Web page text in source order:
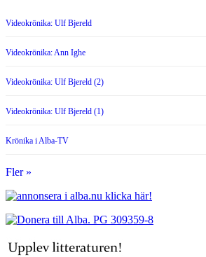
Videokrönika: Ulf Bjereld
Videokrönika: Ann Ighe
Videokrönika: Ulf Bjereld (2)
Videokrönika: Ulf Bjereld (1)
Krönika i Alba-TV
Fler »